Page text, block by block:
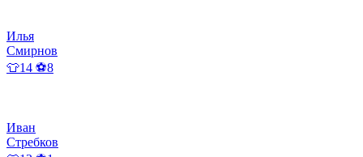
Илья
Смирнов
👕14 ⚽8
Иван
Стребков